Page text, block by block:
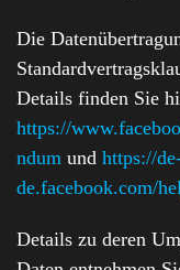
Die
Details finden Sie
https://
ndum und https://
de.facebook.com/
Details zu deren